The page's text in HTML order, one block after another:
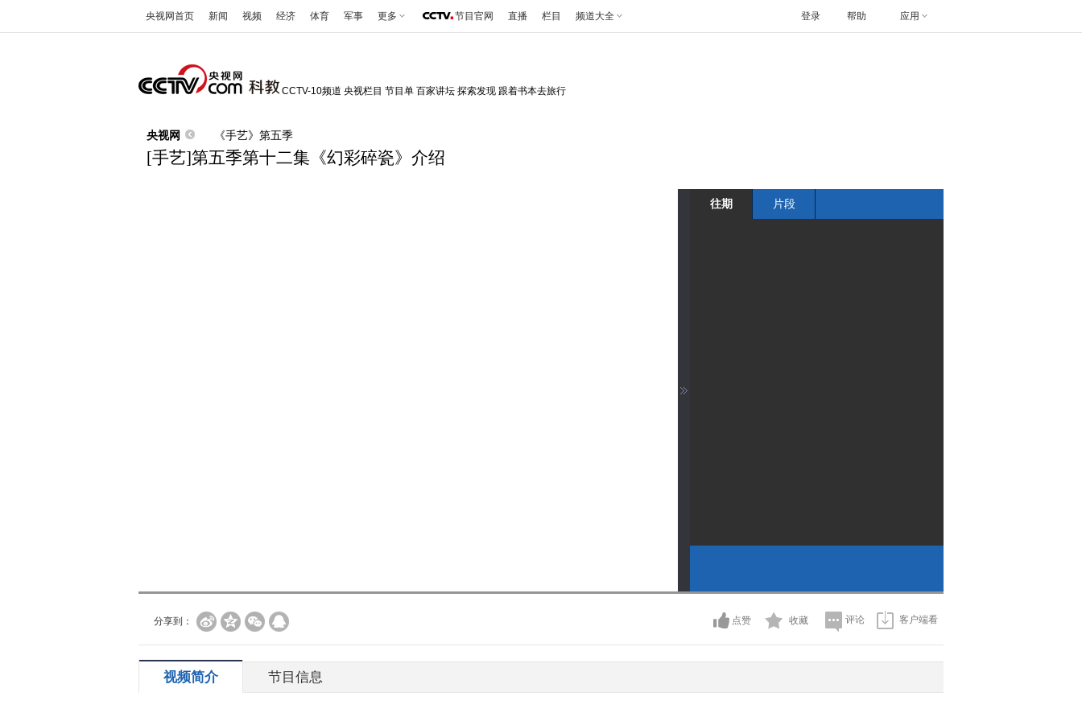
央视网首页 新闻 视频 经济 体育 军事 更多 节目官网 直播 栏目 频道大全 帮助 应用
登录
CCTV-10频道 央视栏目 节目单 百家讲坛 探索发现 跟着书本去旅行
央视网 《手艺》第五季
[手艺]第五季第十二集《幻彩碎瓷》介绍
往期 片段
分享到： 点赞 收藏 评论 客户端看
视频简介 节目信息